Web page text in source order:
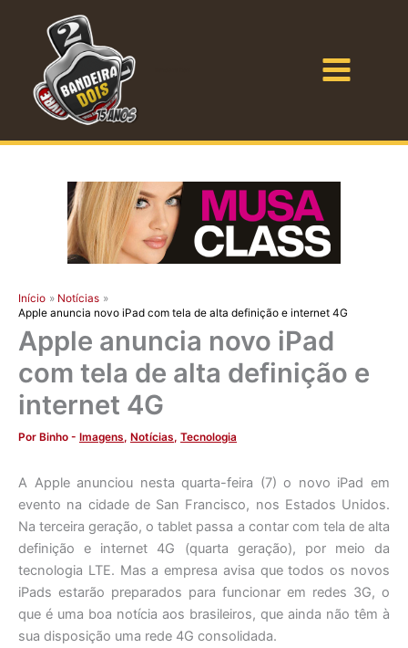
conteúdo
Início
Notícias
Apple anuncia novo iPad com tela de alta definição e internet 4G
Apple anuncia novo iPad
com tela de alta definição e
internet 4G
Por Binho - Imagens, Notícias, Tecnologia
A Apple anunciou nesta quarta-feira (7) o novo iPad em
evento na cidade de San Francisco, nos Estados Unidos.
Na terceira geração, o tablet passa a contar com tela de alta
definição e internet 4G (quarta geração), por meio da
tecnologia LTE. Mas a empresa avisa que todos os novos
iPads estarão preparados para funcionar em redes 3G, o
que é uma boa notícia aos brasileiros, que ainda não têm à
sua disposição uma rede 4G consolidada.